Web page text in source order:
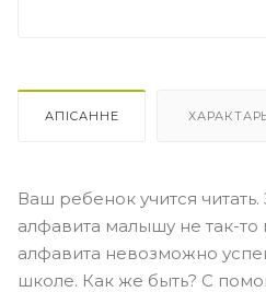
АПІСАННЕ
Ваш ребенок учится
алфавита малышу не так-то
алфавита невозможно
школе. Как же быть? С